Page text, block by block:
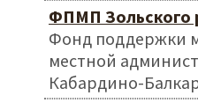
ФПМП Зольского
Фонд поддержки
местной
Кабардино-